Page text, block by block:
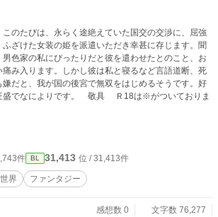
のたびは、永らく途絶えていた国交の交渉に、屈強
ふざけた女装の姫を派遣いただき幸甚に存じます。聞
男色家の私にぴったりだと彼を遣わせたとのこと、お
痛み入ります。しかし彼は私と寝るなど言語道断、死
嫌だと、我が国の後宮で無双をはじめるそうです。好
なによりです。 敬具 Ｒ18は※がついておりま
件 BL 31,413 位 / 31,413件
界 ファンタジー
感想数 0
文字数 76,277